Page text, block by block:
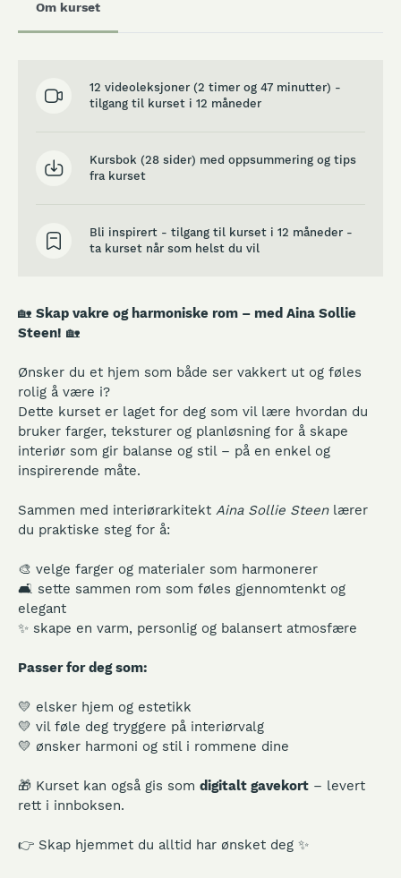
Om kurset
12 videoleksjoner (2 timer og 47 minutter) -
tilgang til kurset i 12 måneder
Kursbok (28 sider) med oppsummering og tips
fra kurset
Bli inspirert - tilgang til kurset i 12 måneder -
ta kurset når som helst du vil
🏡 Skap vakre og harmoniske rom – med Aina Sollie
Steen! 🏡
Ønsker du et hjem som både ser vakkert ut og føles
rolig å være i?
Dette kurset er laget for deg som vil lære hvordan du
bruker farger, teksturer og planløsning for å skape
interiør som gir balanse og stil – på en enkel og
inspirerende måte.
Sammen med interiørarkitekt Aina Sollie Steenlærer
du praktiske steg for å:
🎨 velge farger og materialer som harmonerer
🛋️ sette sammen rom som føles gjennomtenkt og
elegant
✨ skape en varm, personlig og balansert atmosfære
Passer for deg som:
💛 elsker hjem og estetikk
💛 vil føle deg tryggere på interiørvalg
💛 ønsker harmoni og stil i rommene dine
🎁 Kurset kan også gis som digitalt gavekort – levert
rett i innboksen.
👉 Skap hjemmet du alltid har ønsket deg ✨